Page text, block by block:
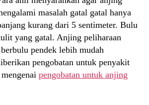
masalah gatal gatal hanya
kurang dari 5 sentimeter. Bulu
yang gatal. Anjing peliharaan
pendek lebih mudah
pengobatan untuk penyakit
pengobatan untuk anjing